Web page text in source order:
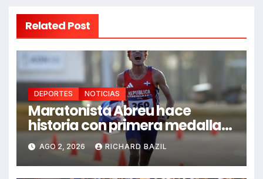
Related Post
DEPORTES NOTICIAS
Maratonista Abreu hace
historia con primera medalla
en Juegos Santo Domingo
2026
AGO 2, 2026 RICHARD BAZIL